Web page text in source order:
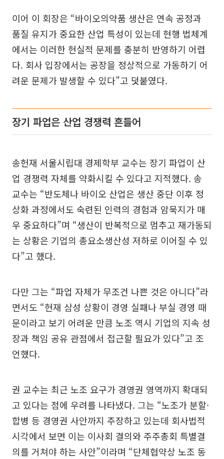
이어 이 회장은 “바이오의약품 생산은 연속 공정과
품질 유지가 중요한 산업 특성이 있는데 현행 법체계
에서는 이러한 현실적 문제를 충분히 반영하기 어렵
다. 회사 입장에서는 공장을 정상적으로 가동하기 어
려운 문제가 발생할 수 있다”고 덧붙였다.
장기 파업은 산업 경쟁력 흔들어
송헌재 서울시립대 경제학부 교수는 장기 파업이 산
업 경쟁력 자체를 약화시킬 수 있다고 지적했다. 송
교수는 “반도체나 바이오 산업은 생산 중단 이후 정
상화 과정에서도 숙련된 인력의 경험과 암묵지가 매
우 중요하다”며 “생산이 반복적으로 멈추고 재가동되
는 상황은 기업의 총요소생산성 저하로 이어질 수 있
다”고 했다.
다만 그는 “파업 자체가 무조건 나쁜 것은 아니다”라
면서도 “현재 삼성 상황이 경영 실패나 부실 경영 때
문이라고 보기 어려운 만큼 노조 역시 기업의 지속 성
장과 책임 공유 관점에서 접근할 필요가 있다”고 조
언했다.
권 교수는 최근 노조 요구가 경영권 영역까지 확대되
고 있다는 점에 우려를 나타냈다. 그는 “노조가 분할·
합병 등 경영권 사안까지 주장하고 있는데 회사법적
시각에서 보면 이는 이사회 결의와 주주총회 특별결
의를 거쳐야 하는 사안”이라며 “단체협약상 노조 동